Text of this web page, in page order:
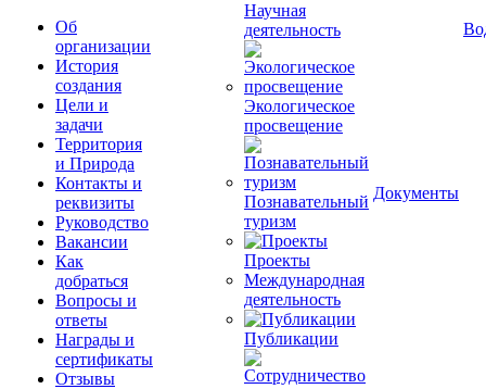
Об
организации
История
создания
Цели и
задачи
Территория
и Природа
Контакты и
реквизиты
Руководство
Вакансии
Как
добраться
Вопросы и
ответы
Награды и
сертификаты
Отзывы
Научная
деятельность
Экологическое
просвещение
Познавательный
туризм
Проекты
Международная
деятельность
Публикации
Документы